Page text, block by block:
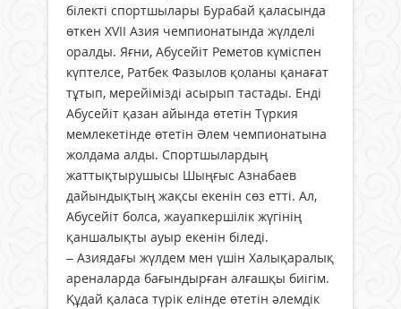
білекті спортшылары Бурабай қаласында
өткен XVII Азия чемпионатында жүлделі
оралды. Яғни, Абусейіт Реметов күміспен
күптелсе, Ратбек Фазылов қоланы қанағат
тұтып, мерейімізді асырып тастады. Енді
Абусейіт қазан айында өтетін Түркия
мемлекетінде өтетін Әлем чемпионатына
жолдама алды. Спортшылардың
жаттықтырушысы Шыңғыс Азнабаев
дайындықтың жақсы екенін сөз етті. Ал,
Абусейіт болса, жауапкершілік жүгінің
қаншалықты ауыр екенін біледі.
– Азиядағы жүлдем мен үшін Халықаралық
ареналарда бағындырған алғашқы биігім.
Құдай қаласа түрік елінде өтетін әлемдік